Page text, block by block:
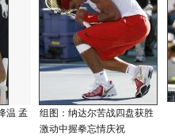
温 孟
组图：纳达尔苦战四盘获胜
激动中握拳忘情庆祝